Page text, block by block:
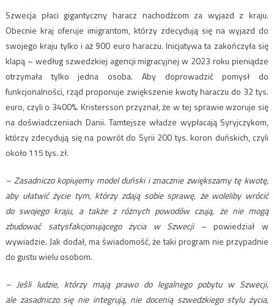
Szwecja płaci gigantyczny haracz nachodźcom za wyjazd z kraju.
Obecnie kraj oferuje imigrantom, którzy zdecydują się na wyjazd do
swojego kraju tylko i aż 900 euro haraczu. Inicjatywa ta zakończyła się
klapą – według szwedzkiej agencji migracyjnej w 2023 roku pieniądze
otrzymała tylko jedna osoba. Aby doprowadzić pomysł do
funkcjonalności, rząd proponuje zwiększenie kwoty haraczu do 32 tys.
euro, czyli o 3400%. Kristersson przyznał, że w tej sprawie wzoruje się
na doświadczeniach Danii. Tamtejsze władze wypłacają Syryjczykom,
którzy zdecydują się na powrót do Syrii 200 tys. koron duńskich, czyli
około 115 tys. zł.
– Zasadniczo kopiujemy model duński i znacznie zwiększamy tę kwotę,
aby ułatwić życie tym, którzy zdają sobie sprawę, że woleliby wrócić
do swojego kraju, a także z różnych powodów czują, że nie mogą
zbudować satysfakcjonującego życia w Szwecji– powiedział w
wywiadzie. Jak dodał, ma świadomość, że taki program nie przypadnie
do gustu wielu osobom.
– Jeśli ludzie, którzy mają prawo do legalnego pobytu w Szwecji,
ale zasadniczo się nie integrują, nie docenią szwedzkiego stylu życia,